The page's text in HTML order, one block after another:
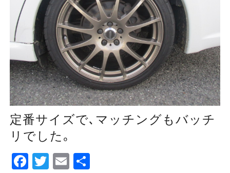
定番サイズで､マッチングもバッチ
リでした｡
Facebook
Twitter
EmailShare